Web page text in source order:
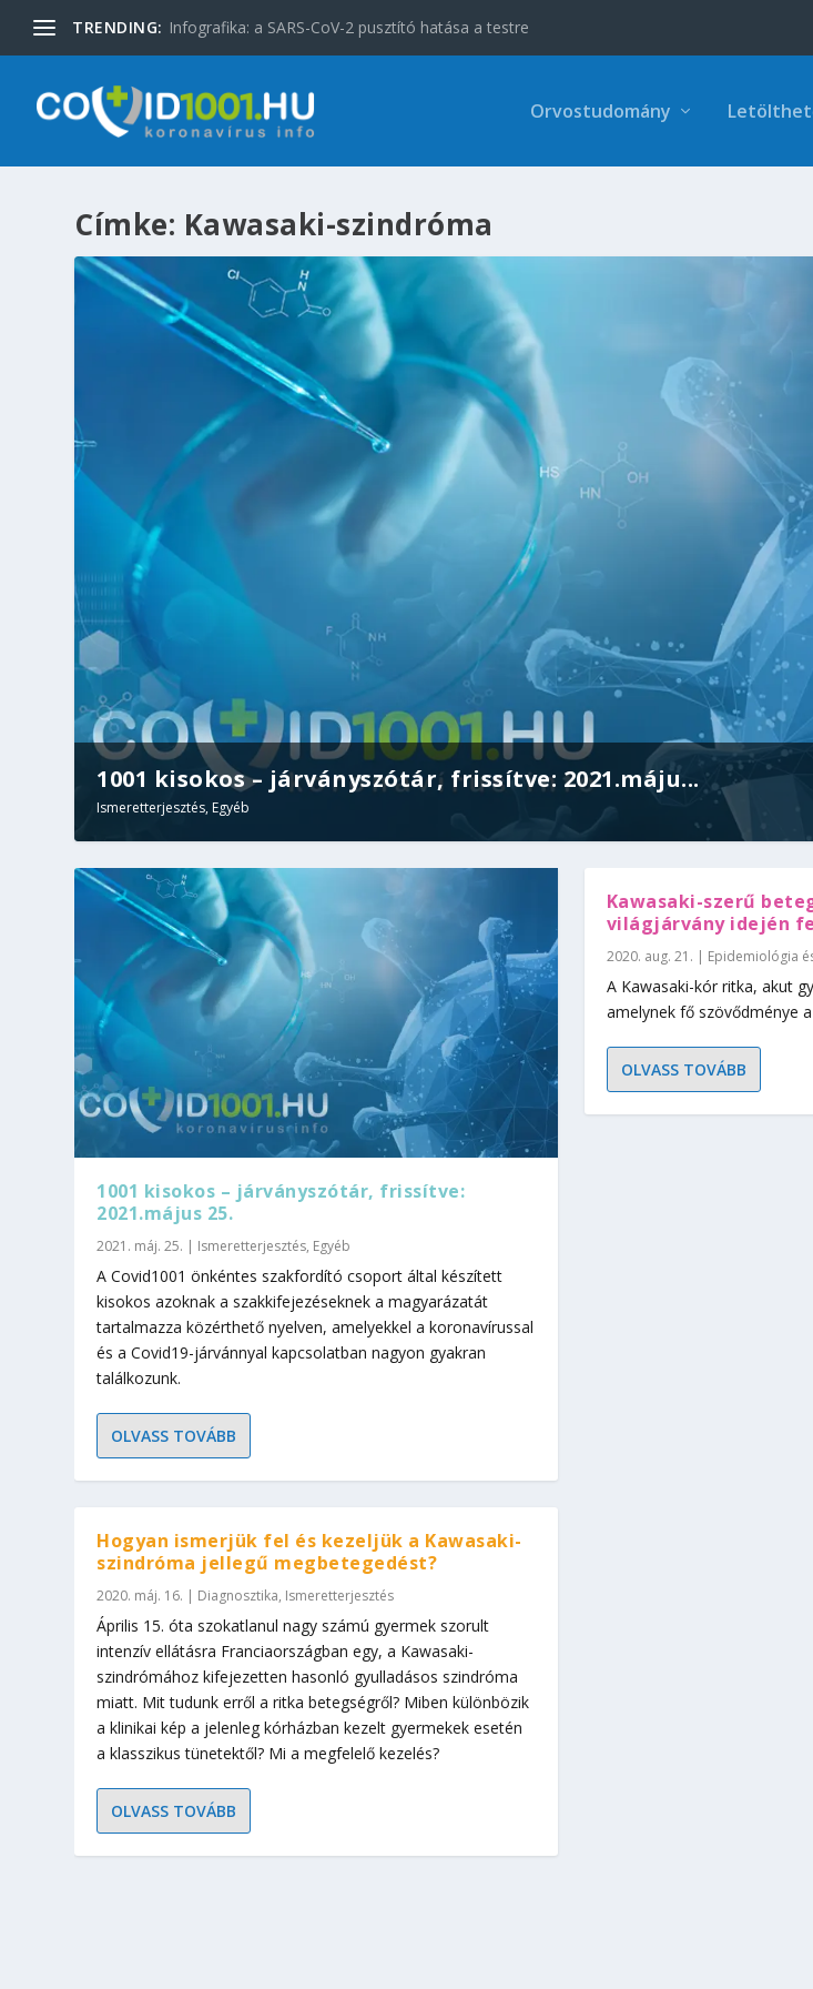
TRENDING: Infografika: a SARS-CoV-2 pusztító hatása a testre
Orvostudomány
Címke: Kawasaki-szindróma
1001 kisokos – járványszótár, frissítve: 2021.máju...
Ismeretterjesztés, Egyéb
1001 kisokos – járványszótár, frissítve:
2021.május 25.
2021. máj. 25. | Ismeretterjesztés, Egyéb
A Covid1001 önkéntes szakfordító csoport által készített
kisokos azoknak a szakkifejezéseknek a magyarázatát
tartalmazza közérthető nyelven, amelyekkel a koronavírussal
és a Covid19-járvánnyal kapcsolatban nagyon gyakran
találkozunk.
OLVASS TOVÁBB
Hogyan ismerjük fel és kezeljük a Kawasaki-
szindróma jellegű megbetegedést?
2020. máj. 16. | Diagnosztika, Ismeretterjesztés
Április 15. óta szokatlanul nagy számú gyermek szorult
intenzív ellátásra Franciaországban egy, a Kawasaki-
szindrómához kifejezetten hasonló gyulladásos szindróma
miatt. Mit tudunk erről a ritka betegségről? Miben különbözik
a klinikai kép a jelenleg kórházban kezelt gyermekek esetén
a klasszikus tünetektől? Mi a megfelelő kezelés?
OLVASS TOVÁBB
Kawasaki-szerű
világjárvány idején
2020. aug. 21. | Epidemiológia
A Kawasaki-kór ritka, akut
amelynek fő szövődménye
OLVASS TOVÁBB